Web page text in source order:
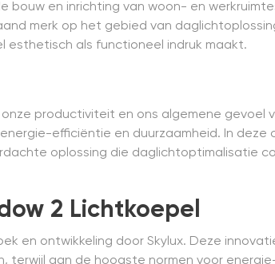
en inrichting van woon- en
merk op het gebied van
esthetisch als functioneel indruk maakt.
productiviteit en ons algemene gevoel
efficiëntie en duurzaamheid. In deze
oplossing die daglichtoptimalisatie
2 Lichtkoepel
en ontwikkeling door Skylux. Deze
terwijl aan de hoogste normen voor